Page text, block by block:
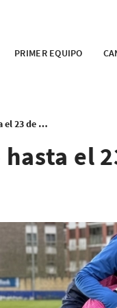
PRIMER EQUIPO
Plan de trabajo hasta el 23 de marzo
el